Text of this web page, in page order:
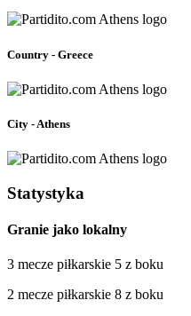
Country - Greece
City - Athens
Statystyka
Granie jako lokalny
3 mecze piłkarskie 5 z boku
2 mecze piłkarskie 8 z boku